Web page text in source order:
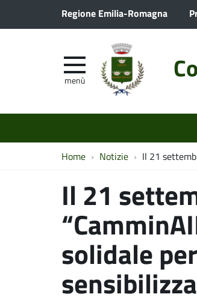
Regione Emilia-Romagna
menù
Home Notizie Il 21
Il 21
solidale